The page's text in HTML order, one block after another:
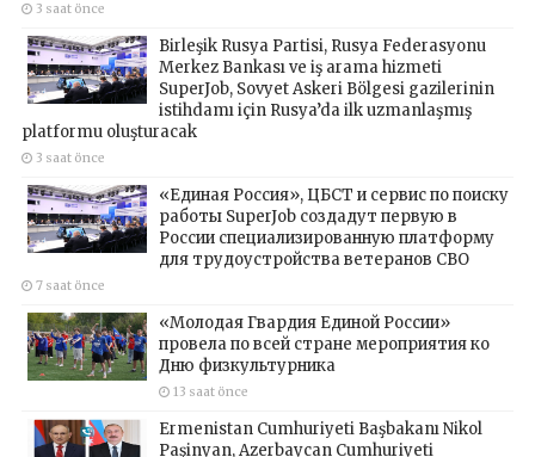
3 saat önce
Birleşik Rusya Partisi, Rusya Federasyonu
Merkez Bankası ve iş arama hizmeti
SuperJob, Sovyet Askeri Bölgesi gazilerinin
istihdamı için Rusya’da ilk uzmanlaşmış
platformu oluşturacak
3 saat önce
«Единая Россия», ЦБСТ и сервис по поиску
работы SuperJob создадут первую в
России специализированную платформу
для трудоустройства ветеранов СВО
7 saat önce
«Молодая Гвардия Единой России»
провела по всей стране мероприятия ко
Дню физкультурника
13 saat önce
Ermenistan Cumhuriyeti Başbakanı Nikol
Paşinyan, Azerbaycan Cumhuriyeti